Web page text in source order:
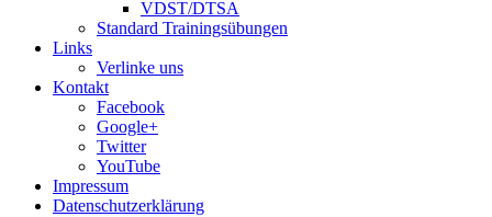
VDST/DTSA
Standard Trainingsübungen
Links
Verlinke uns
Kontakt
Facebook
Google+
Twitter
YouTube
Impressum
Datenschutzerklärung